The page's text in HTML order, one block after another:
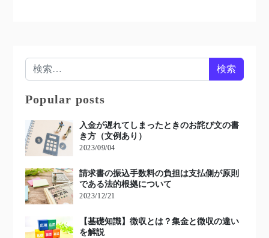
検索:
Popular posts
入金が遅れてしまったときのお詫び文の書
き方（文例あり）
2023/09/04
請求書の振込手数料の負担は支払側が原則
である法的根拠について
2023/12/21
【基礎知識】徴収とは？集金と徴収の違い
を解説